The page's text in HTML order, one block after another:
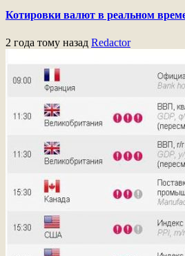
Котировки валют в реальном
2 года тому назад Redactor